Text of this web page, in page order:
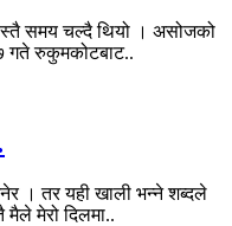
यस्तै समय चल्दै थियो । असोजको
गते रुकुमकोटबाट..
। तर यही खाली भन्ने शब्दले
मेरो दिलमा..